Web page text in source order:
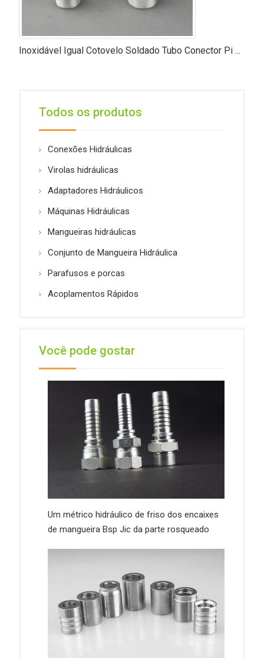
Inoxidável Igual Cotovelo Soldado Tubo Conector Pi ...
Todos os produtos
Conexões Hidráulicas
Virolas hidráulicas
Adaptadores Hidráulicos
Máquinas Hidráulicas
Mangueiras hidráulicas
Conjunto de Mangueira Hidráulica
Parafusos e porcas
Acoplamentos Rápidos
Você pode gostar
Um métrico hidráulico de friso dos encaixes
de mangueira Bsp Jic da parte rosqueado